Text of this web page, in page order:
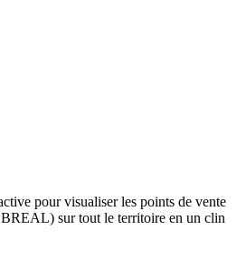
pour visualiser les points de vente
sur tout le territoire en un clin